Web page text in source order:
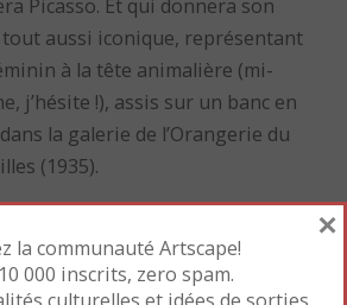
Picasso. Et qui donnera son
aussi iconique, représentant
à la tête animalière (mi-
j’hésite !), assis sur un banc en
la galerie de l’Orangerie du
(1935).
la communauté Artscape!
000 inscrits, zero spam.
×